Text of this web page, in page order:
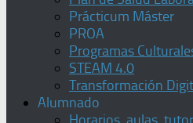
Prácticum Máster
PROA
Programas
STEAM 4.0
Transformación
Alumnado